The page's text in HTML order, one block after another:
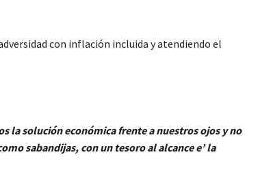
con inflación incluida y atendiendo el
la solución económica frente a nuestros ojos y no
sabandijas, con un tesoro al alcance e’ la